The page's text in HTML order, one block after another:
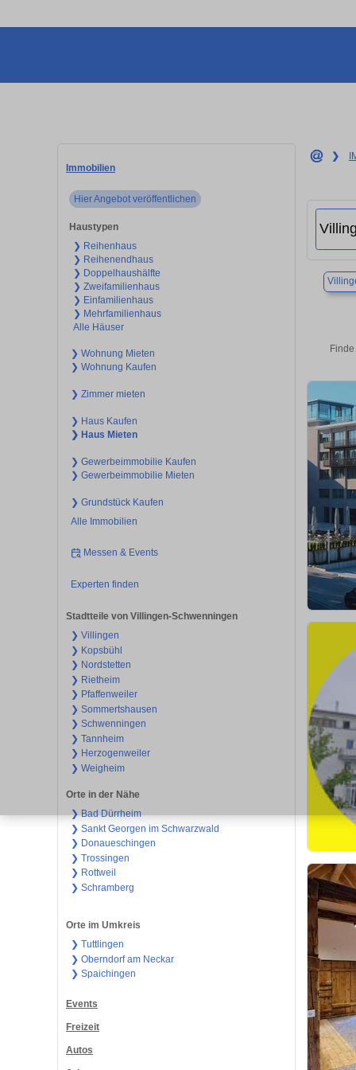
Immobilien
Hier Angebot veröffentlichen
Haustypen
❯ Reihenhaus
❯ Reihenendhaus
❯ Doppelhaushälfte
❯ Zweifamilienhaus
❯ Einfamilienhaus
❯ Mehrfamilienhaus
Alle Häuser
❯ Wohnung Mieten
❯ Wohnung Kaufen
❯ Zimmer mieten
❯ Haus Kaufen
❯ Haus Mieten
❯ Gewerbeimmobilie Kaufen
❯ Gewerbeimmobilie Mieten
❯ Grundstück Kaufen
Alle Immobilien
Messen & Events
Experten finden
Stadtteile von Villingen-Schwenningen
❯ Villingen
❯ Kopsbühl
❯ Nordstetten
❯ Rietheim
❯ Pfaffenweiler
❯ Sommertshausen
❯ Schwenningen
❯ Tannheim
❯ Herzogenweiler
❯ Weigheim
Orte in der Nähe
❯ Bad Dürrheim
❯ Sankt Georgen im Schwarzwald
❯ Donaueschingen
❯ Trossingen
❯ Rottweil
❯ Schramberg
Orte im Umkreis
❯ Tuttlingen
❯ Oberndorf am Neckar
❯ Spaichingen
Events
Freizeit
Autos
❯